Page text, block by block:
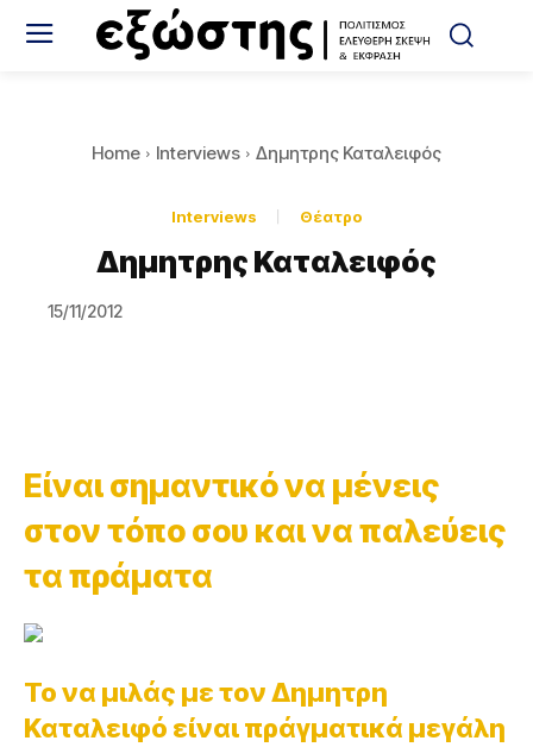
Home Interviews Δημητρης Καταλειφός
Interviews Θέατρο
Δημητρης Καταλειφός
15/11/2012
Είναι σημαντικό να μένεις
στον τόπο σου και να παλεύεις
τα πράματα
Το να μιλάς με τον Δημητρη
Καταλειφό είναι πράγματικά μεγάλη